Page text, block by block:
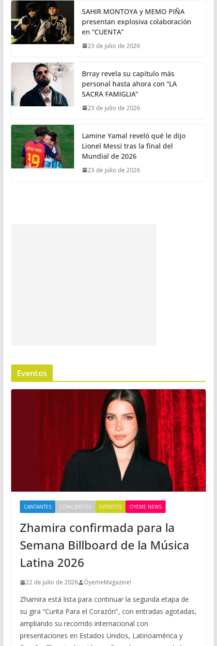
SAHIR MONTOYA y MEMO PIÑA
presentan explosiva colaboración
en “CUENTA”
23 de julio de 2026
Brray revela su capítulo más
personal hasta ahora con “LA
SACRA FAMIGLIA”
23 de julio de 2026
Lamine Yamal reveló qué le dijo
Lionel Messi tras la final del
Mundial de 2026
23 de julio de 2026
Eventos
CANTANTES CONCIERTOS EVENTOS OYEME NEWS
Zhamira confirmada para la
Semana Billboard de la Música
Latina 2026
22 de julio de 2026 ÓyemeMagazine!
Zhamira está lista para continuar la segunda etapa de
su gira “Curita Para el Corazón”, con entradas agotadas,
ampliando su recorrido internacional con
presentaciones en Estados Unidos, Latinoamérica y